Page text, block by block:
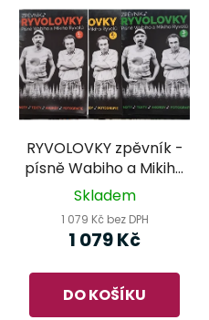
RYVOLOVKY zpěvník -
písně Wabiho a Mikiho
Ryvolů - 1.,2. a 3.díl
Skladem
1 079 Kč bez DPH
1 079 Kč
DO KOŠÍKU